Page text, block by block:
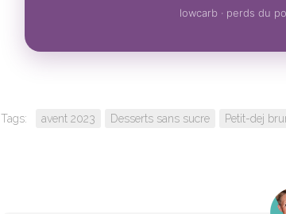
lowcarb · perds du
Tags: avent 2023 Desserts sans sucre Petit-dej